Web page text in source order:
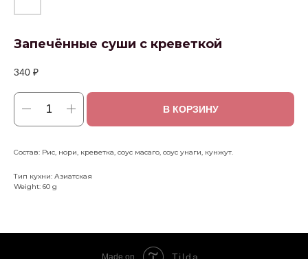
Запечённые суши с креветкой
340 ₽
В КОРЗИНУ
Состав: Рис, нори, креветка, соус масаго, соус унаги, кунжут.
Тип кухни: Азиатская
Weight: 60 g
Made on